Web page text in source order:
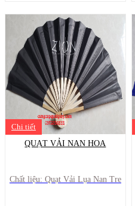
Chi tiết
QUẠT VẢI NAN HOA
Chất liệu: Quạt Vải Lụa Nan Tre